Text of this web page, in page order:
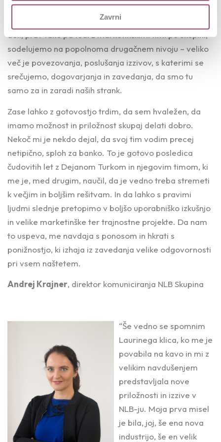
Zavrni
povezovanja. Danes z našim Sektorjem za upravljanje
ponudbe in s prodajno mrežo in drugimi poslovnimi
deli, prav tako pa tudi z marketinškimi timi po skupini,
sodelujemo na popolnoma drugačnem nivoju – veliko
več je povezovanja, poslušanja izzivov, s katerimi se
srečujemo, dogovarjanja in zavedanja, da smo tu
samo za in zaradi naših strank.
Zase lahko z gotovostjo trdim, da sem hvaležen, da
imamo možnost in priložnost skupaj delati dobro.
Nekoč mi je nekdo dejal, da svoj tim vodim precej
netipično, sploh za banko. To je gotovo posledica
čudovitih let z Dejanom Turkom in njegovim timom, ki
me je, med drugim, naučil, da je vedno treba stremeti
k večjim in boljšim rešitvam. In da lahko s pravimi
ljudmi slednje pretopimo v boljšo uporabniško izkušnjo
in velike marketinške ter trajnostne projekte. Da nam
to uspeva, me navdaja s ponosom in hkrati s
ponižnostjo, ki izhaja iz zavedanja velike odgovornosti
pri vsem naštetem.
Andrej Krajner, direktor komuniciranja NLB Skupina
“Še vedno se spomnim
Laurinega klica, ko me je
povabila na kavo in mi z
velikim navdušenjem
predstavljala nove
priložnosti in izzive v
NLB-ju. Moja prva misel
je bila, joj, še ena nova
industrijo, še en velik